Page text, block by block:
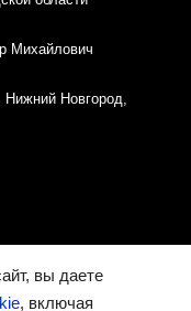
Михайлович
Новгород,
«cookies»-файлов
вы даете
, включая